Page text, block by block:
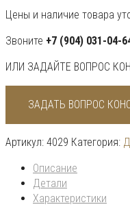
(Б)
Цены и наличие товара
Звоните +7 (904) 031-04-
ИЛИ ЗАДАЙТЕ ВОПРОС
ЗАДАТЬ ВОПРОС
Артикул: 4029 Категория:
Описание
Детали
Характеристики